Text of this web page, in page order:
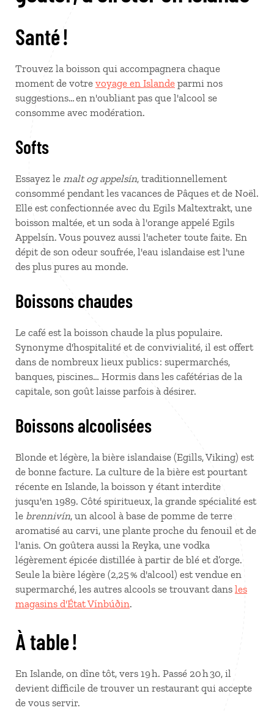
Santé !
Trouvez la boisson qui accompagnera chaque
moment de votre voyage en Islande parmi nos
suggestions… en n'oubliant pas que l'alcool se
consomme avec modération.
Softs
Essayez le malt og appelsín, traditionnellement
consommé pendant les vacances de Pâques et de Noël.
Elle est confectionnée avec du Egils Maltextrakt, une
boisson maltée, et un soda à l'orange appelé Egils
Appelsín. Vous pouvez aussi l'acheter toute faite. En
dépit de son odeur soufrée, l'eau islandaise est l'une
des plus pures au monde.
Boissons chaudes
Le café est la boisson chaude la plus populaire.
Synonyme d'hospitalité et de convivialité, il est offert
dans de nombreux lieux publics : supermarchés,
banques, piscines… Hormis dans les cafétérias de la
capitale, son goût laisse parfois à désirer.
Boissons alcoolisées
Blonde et légère, la bière islandaise (Egills, Viking) est
de bonne facture. La culture de la bière est pourtant
récente en Islande, la boisson y étant interdite
jusqu'en 1989. Côté spiritueux, la grande spécialité est
le brennivín, un alcool à base de pomme de terre
aromatisé au carvi, une plante proche du fenouil et de
l'anis. On goûtera aussi la Reyka, une vodka
légèrement épicée distillée à partir de blé et d’orge.
Seule la bière légère (2,25 % d'alcool) est vendue en
supermarché, les autres alcools se trouvant dans les
magasins d'État Vínbúðin.
À table !
En Islande, on dîne tôt, vers 19 h. Passé 20 h 30, il
devient difficile de trouver un restaurant qui accepte
de vous servir.